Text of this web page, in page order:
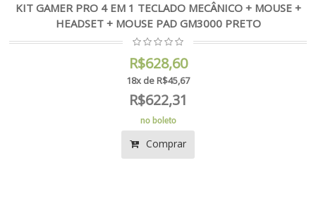
KIT GAMER PRO 4 EM 1 TECLADO MECÂNICO + MOUSE +
HEADSET + MOUSE PAD GM3000 PRETO
R$628,60
18x de R$45,67
R$622,31
no boleto
Comprar